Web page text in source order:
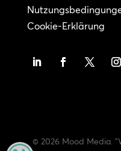
Cookie-Erklärung
© 2026 Mood Media.